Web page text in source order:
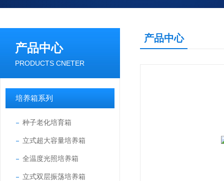
产品中心
PRODUCTS CNETER
培养箱系列
种子老化培育箱
立式超大容量培养箱
全温度光照培养箱
立式双层振荡培养箱
产品中心